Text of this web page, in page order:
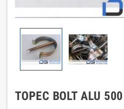
TOPEC BOLT ALU 500